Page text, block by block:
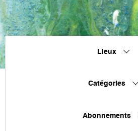
Lieux
Catégories
Abonnements